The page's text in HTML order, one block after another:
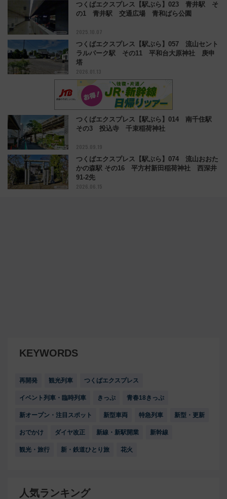
つくばエクスプレス【駅ぶら】023 青井駅 そ
の1 青井駅 交通広場 青和ばら公園
2025.10.07
つくばエクスプレス【駅ぶら】057 流山セント
ラルパーク駅 その11 平和台大原神社 庚申
塔
2026.01.13
つくばエクスプレス【駅ぶら】014 南千住駅
その3 投込寺 千束稲荷神社
2025.09.19
つくばエクスプレス【駅ぶら】074 流山おおた
かの森駅 その16 平方村新田稲荷神社 西深井
91-2先
2026.06.15
KEYWORDS
再開発 観光列車 つくばエクスプレス
イベント列車・臨時列車 きっぷ 青春18きっぷ
新オープン・注目スポット 新型車両 特急列車 新型・更新
おでかけ ダイヤ改正 新線・新駅開業 新幹線
観光・旅行 新・鉄道ひとり旅 花火
人気ランキング